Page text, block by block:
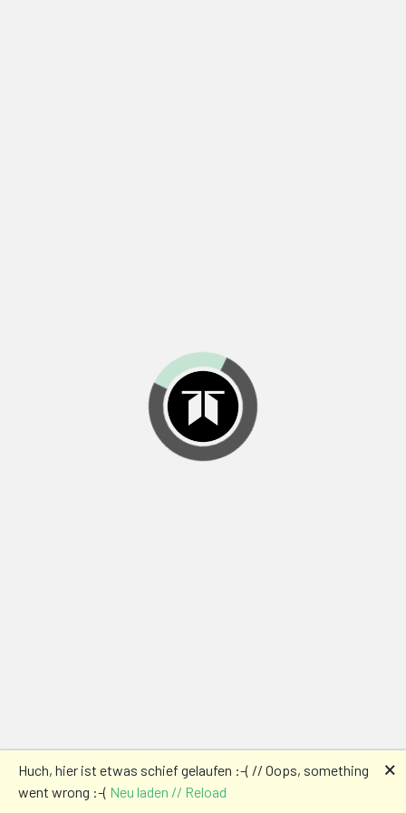
Huch, hier ist etwas schief gelaufen :-( // Oops, something
went wrong :-( Neu laden // Reload
🗙